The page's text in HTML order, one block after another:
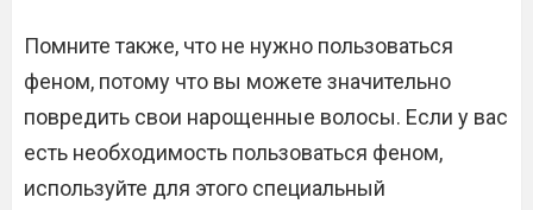
Помните также, что не нужно пользоваться
феном, потому что вы можете значительно
повредить свои нарощенные волосы. Если у вас
есть необходимость пользоваться феном,
используйте для этого специальный